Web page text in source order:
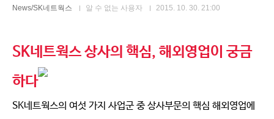
News/SK네트웍스 알 수 없는 사용자 2015. 10. 30. 21:00
SK네트웍스 상사의 핵심, 해외영업이 궁금
하다
SK네트웍스의 여섯 가지 사업군 중 상사부문의 핵심 해외영업에